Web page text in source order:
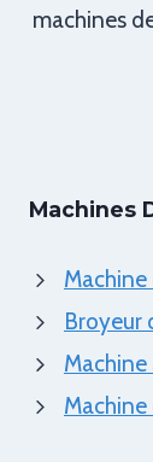
machines
Machines
Broyeur
Machine